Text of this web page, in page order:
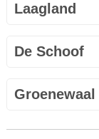
Laagland
De Schoof
Groenewaal